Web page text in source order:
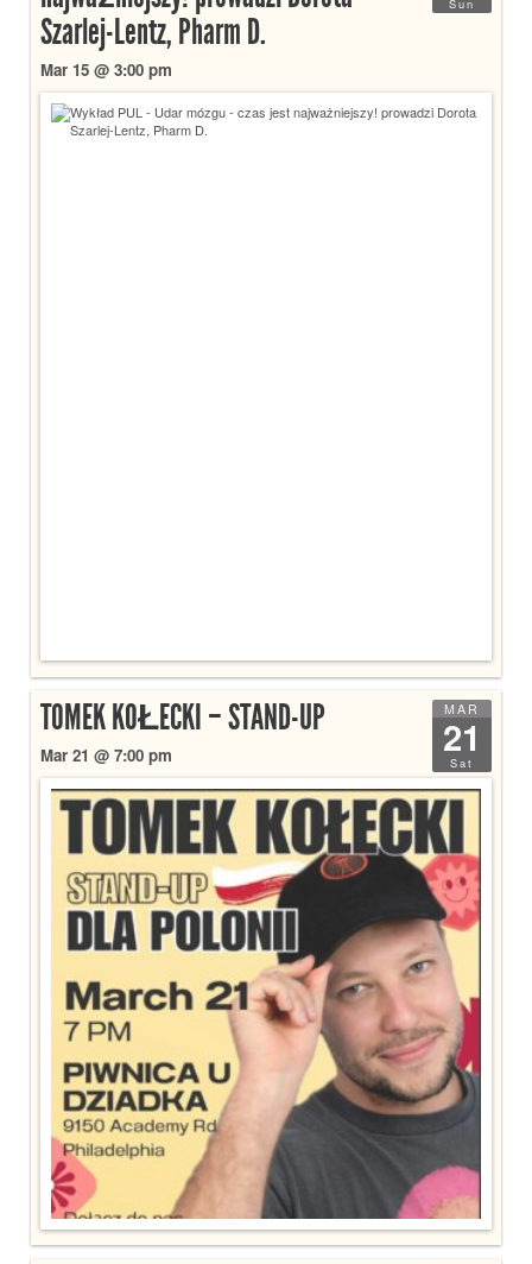
Szarlej-Lentz, Pharm D.
Mar 15 @ 3:00 pm
MAR
21
Sat
TOMEK KOŁECKI – STAND-UP
Mar 21 @ 7:00 pm